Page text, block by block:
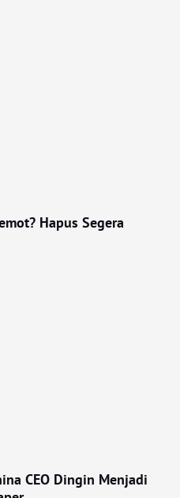
Hapus Segera
CEO Dingin Menjadi